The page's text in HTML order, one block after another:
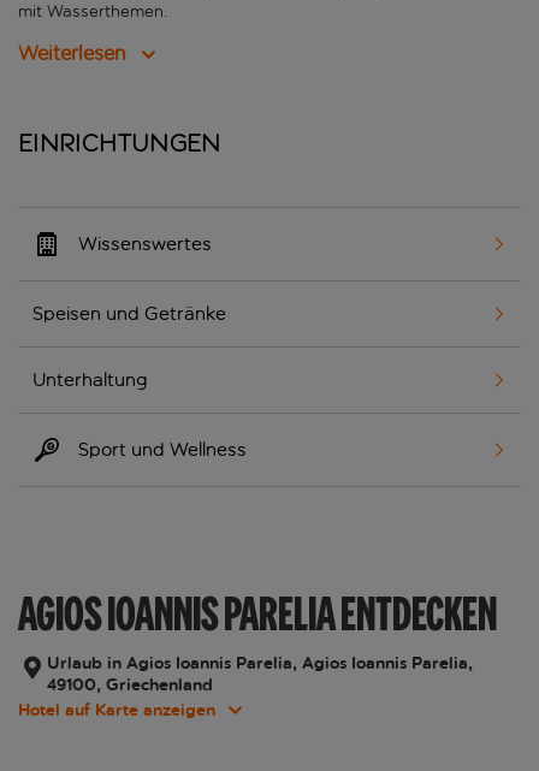
mit Wasserthemen.
Weiterlesen
Einrichtungen
Wissenswertes
Speisen und Getränke
Unterhaltung
Sport und Wellness
AGIOS IOANNIS PARELIA ENTDECKEN
Urlaub in Agios Ioannis Parelia, Agios Ioannis Parelia,
49100, Griechenland
Hotel auf Karte anzeigen